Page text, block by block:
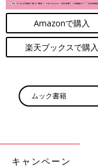
Amazonで購入
楽天ブックスで購入
ムック書籍
キャンペーン